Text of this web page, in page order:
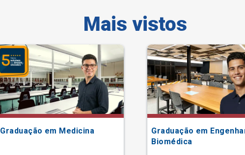
Mais vistos
Graduação em Medicina
Graduação em
Biomédica